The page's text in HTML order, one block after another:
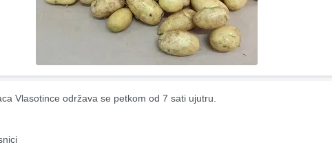
Vlasotince održava se petkom od 7 sati ujutru.